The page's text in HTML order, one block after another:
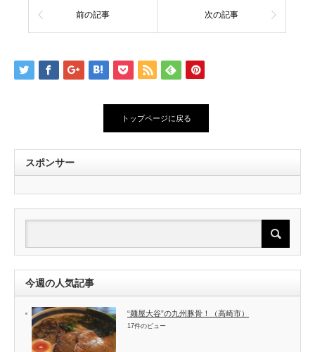
前の記事 次の記事
トップページに戻る
スポンサー
今週の人気記事
“麺屋大谷”の九州豚骨！（高崎市）
17件のビュー